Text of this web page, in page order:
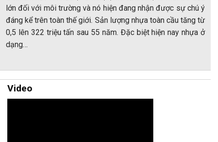
lớn đối với môi trường và nó hiện đang nhận được sự chú ý
đáng kể trên toàn thế giới. Sản lượng nhựa toàn cầu tăng từ
0,5 lên 322 triệu tấn sau 55 năm. Đặc biệt hiện nay nhựa ở
dạng…
Video